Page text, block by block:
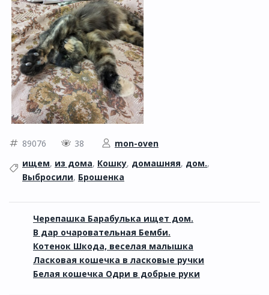
89076 38
mon-oven
ищем, из дома, Кошку, домашняя, дом.,
Выбросили, Брошенка
Черепашка Барабулька ищет дом.
В дар очаровательная Бемби.
Котенок Шкода, веселая малышка
Ласковая кошечка в ласковые ручки
Белая кошечка Одри в добрые руки